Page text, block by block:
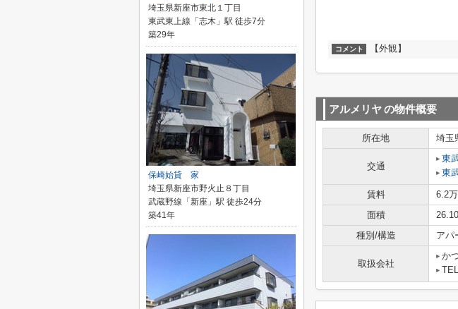
コメント 【外観】
アルメリヤの物件概要
所在地 埼玉
交通
東
東
賃料 6.2
面積
種別/構造
アパ
取扱会社
か
埼玉県新座市東北１丁目
東武東上線「志木」駅 徒歩7分
築29年
保崎始貸 家
埼玉県新座市野火止８丁目
武蔵野線「新座」駅 徒歩24分
築41年